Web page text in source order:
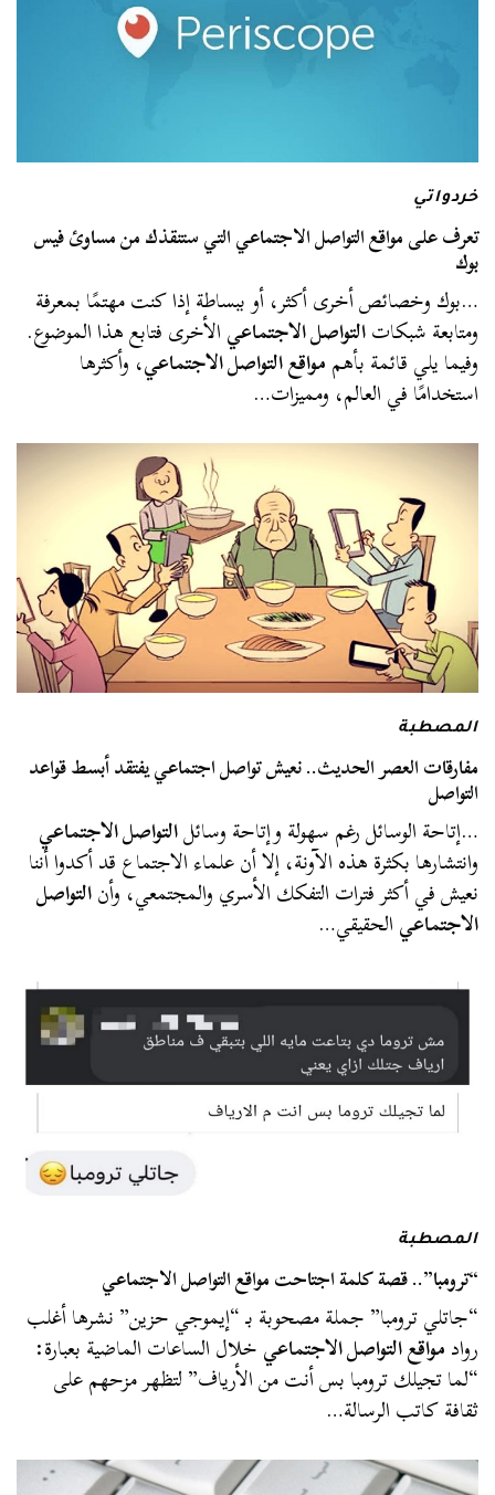
خردواتي
تعرف على مواقع التواصل الاجتماعي التي ستنقذك من مساوئ فيس
بوك
…بوك وخصائص أخرى أكثر، أو ببساطة إذا كنت مهتمًا بمعرفة
ومتابعة شبكاتالتواصل الاجتماعيالأخرى فتابع هذا الموضوع.
وفيما يلي قائمة بأهممواقع التواصل الاجتماعي، وأكثرها
استخدامًا في العالم، ومميزات…
المصطبة
مفارقات العصر الحديث.. نعيش تواصل اجتماعي يفتقد أبسط قواعد
التواصل
…إتاحة الوسائل رغم سهولة وإتاحة وسائلالتواصل الاجتماعي
وانتشارها بكثرة هذه الآونة، إلا أن علماء الاجتماع قد أكدوا أننا
نعيش في أكثر فترات التفكك الأسري والمجتمعي، وأنالتواصل
الاجتماعيالحقيقي…
المصطبة
“ترومبا”.. قصة كلمة اجتاحت مواقع التواصل الاجتماعي
“جاتلي ترومبا” جملة مصحوبة بـ “إيموجي حزين” نشرها أغلب
روادمواقع التواصل الاجتماعيخلال الساعات الماضية بعبارة:
“لما تجيلك ترومبا بس أنت من الأرياف” لتظهر مزحهم على
ثقافة كاتب الرسالة…